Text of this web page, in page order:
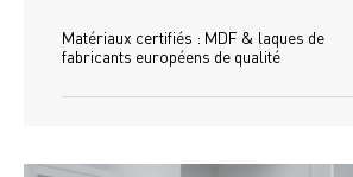
Matériaux certifiés : MDF & laques de
fabricants européens de qualité